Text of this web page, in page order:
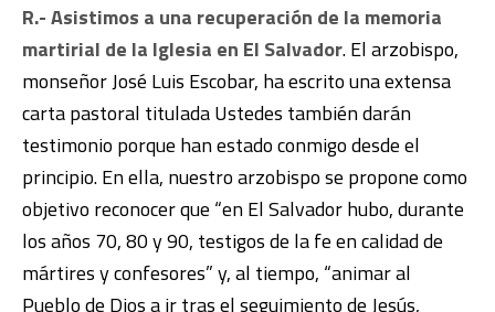
R.-Asistimos a una recuperación de la memoria
martirial de la Iglesia en El Salvador. El arzobispo,
monseñor José Luis Escobar, ha escrito una extensa
carta pastoral titulada Ustedes también darán
testimonio porque han estado conmigo desde el
principio. En ella, nuestro arzobispo se propone como
objetivo reconocer que “en El Salvador hubo, durante
los años 70, 80 y 90, testigos de la fe en calidad de
mártires y confesores” y, al tiempo, “animar al
Pueblo de Dios a ir tras el seguimiento de Jesús,